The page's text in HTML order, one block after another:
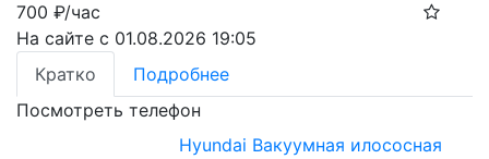
700 ₽/час
На сайте с 01.08.2026 19:05
Кратко
Подробнее
Посмотреть телефон
Hyundai Вакуумная илососная